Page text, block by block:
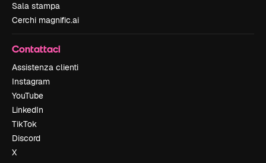
Sala stampa
Cerchi magnific.ai
Contattaci
Assistenza clienti
Instagram
YouTube
LinkedIn
TikTok
Discord
X